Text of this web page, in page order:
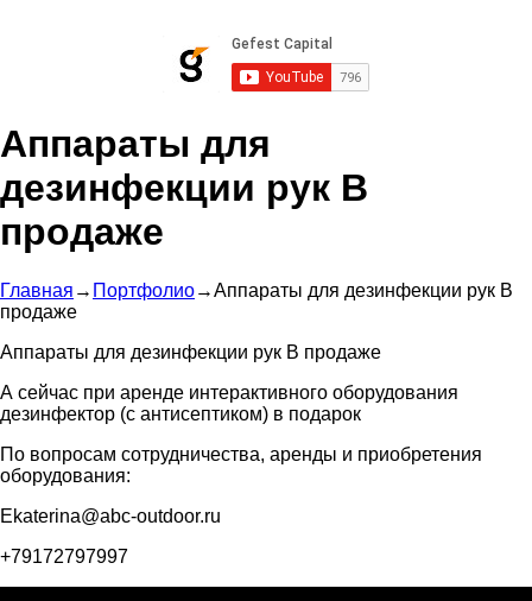
Аппараты для
дезинфекции рук В
продаже
Главная → Портфолио→Аппараты для дезинфекции рук В
продаже
Аппараты для дезинфекции рук В продаже
А сейчас при аренде интерактивного оборудования
дезинфектор (с антисептиком) в подарок
По вопросам сотрудничества, аренды и приобретения
оборудования:
Ekaterina@abc-outdoor.ru
+79172797997